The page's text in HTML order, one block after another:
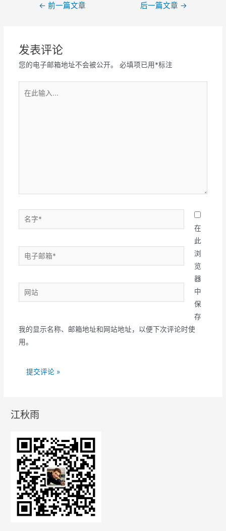
← 前一篇文章 后一篇文章 →
发表评论
您的电子邮箱地址不会被公开。 必填项已用*标注
字
电
子
箱
*
网
站
在
此
浏
览
器
中
保
存
我的显示名称、邮箱地址和网站地址，以便下次评论时使
用。
江秋雨